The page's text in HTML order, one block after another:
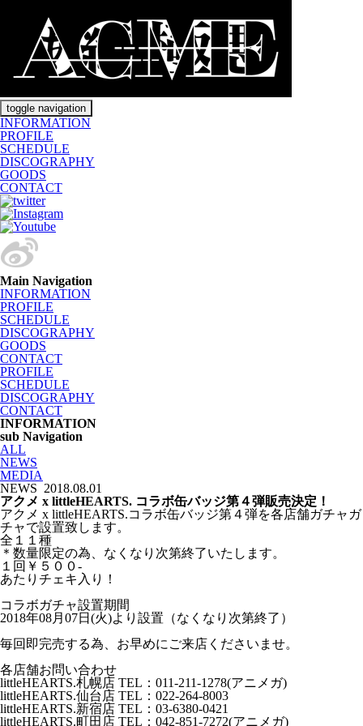
toggle navigation
INFORMATION
PROFILE
SCHEDULE
DISCOGRAPHY
GOODS
CONTACT
Main Navigation
INFORMATION
PROFILE
SCHEDULE
DISCOGRAPHY
GOODS
CONTACT
PROFILE
SCHEDULE
DISCOGRAPHY
CONTACT
INFORMATION
sub Navigation
ALL
NEWS
MEDIA
NEWS 2018.08.01
アクメ x littleHEARTS. コラボ缶バッジ第４弾販売決定！
アクメ x littleHEARTS.コラボ缶バッジ第４弾を各店舗ガチャガ
チャで設置致します。
全１１種
＊数量限定の為、なくなり次第終了いたします。
１回￥５００-
あたりチェキ入り！
コラボガチャ設置期間
2018年08月07日(火)より設置（なくなり次第終了）
毎回即完売する為、お早めにご来店くださいませ。
各店舗お問い合わせ
littleHEARTS.札幌店 TEL：011-211-1278(アニメガ)
littleHEARTS.仙台店 TEL：022-264-8003
littleHEARTS.新宿店 TEL：03-6380-0421
littleHEARTS.町田店 TEL：042-851-7272(アニメガ)